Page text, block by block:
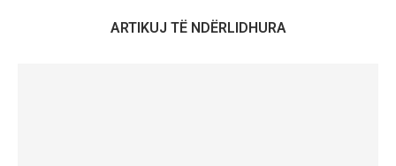
ARTIKUJ TË NDËRLIDHURA